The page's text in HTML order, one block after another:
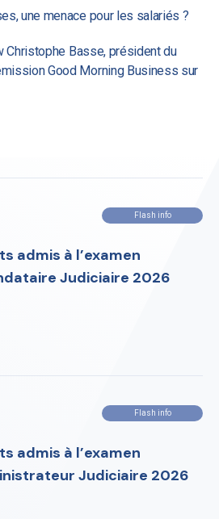
une menace pour les salariés ?
Christophe Basse, président du
Good Morning Business sur
Flash info
admis à l’examen
Judiciaire 2026
Flash info
admis à l’examen
Judiciaire 2026